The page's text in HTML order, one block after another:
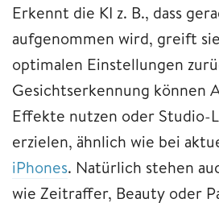
Erkennt die KI z. B., dass
aufgenommen wird, greift
optimalen Einstellungen
Gesichtserkennung können
Effekte nutzen oder
erzielen, ähnlich wie bei
iPhones. Natürlich stehen
wie Zeitraffer, Beauty oder